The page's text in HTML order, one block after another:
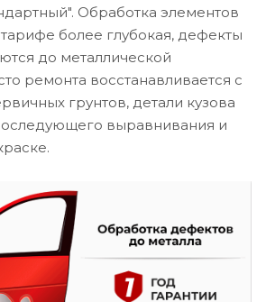
Обработка элементов
более глубокая, дефекты
до металлической
ремонта восстанавливается с
грунтов, детали кузова
выравнивания и